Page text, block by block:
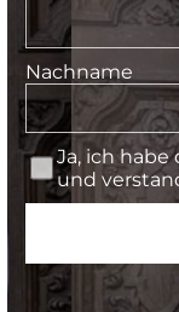
Nachname
Ja, ich habe
und